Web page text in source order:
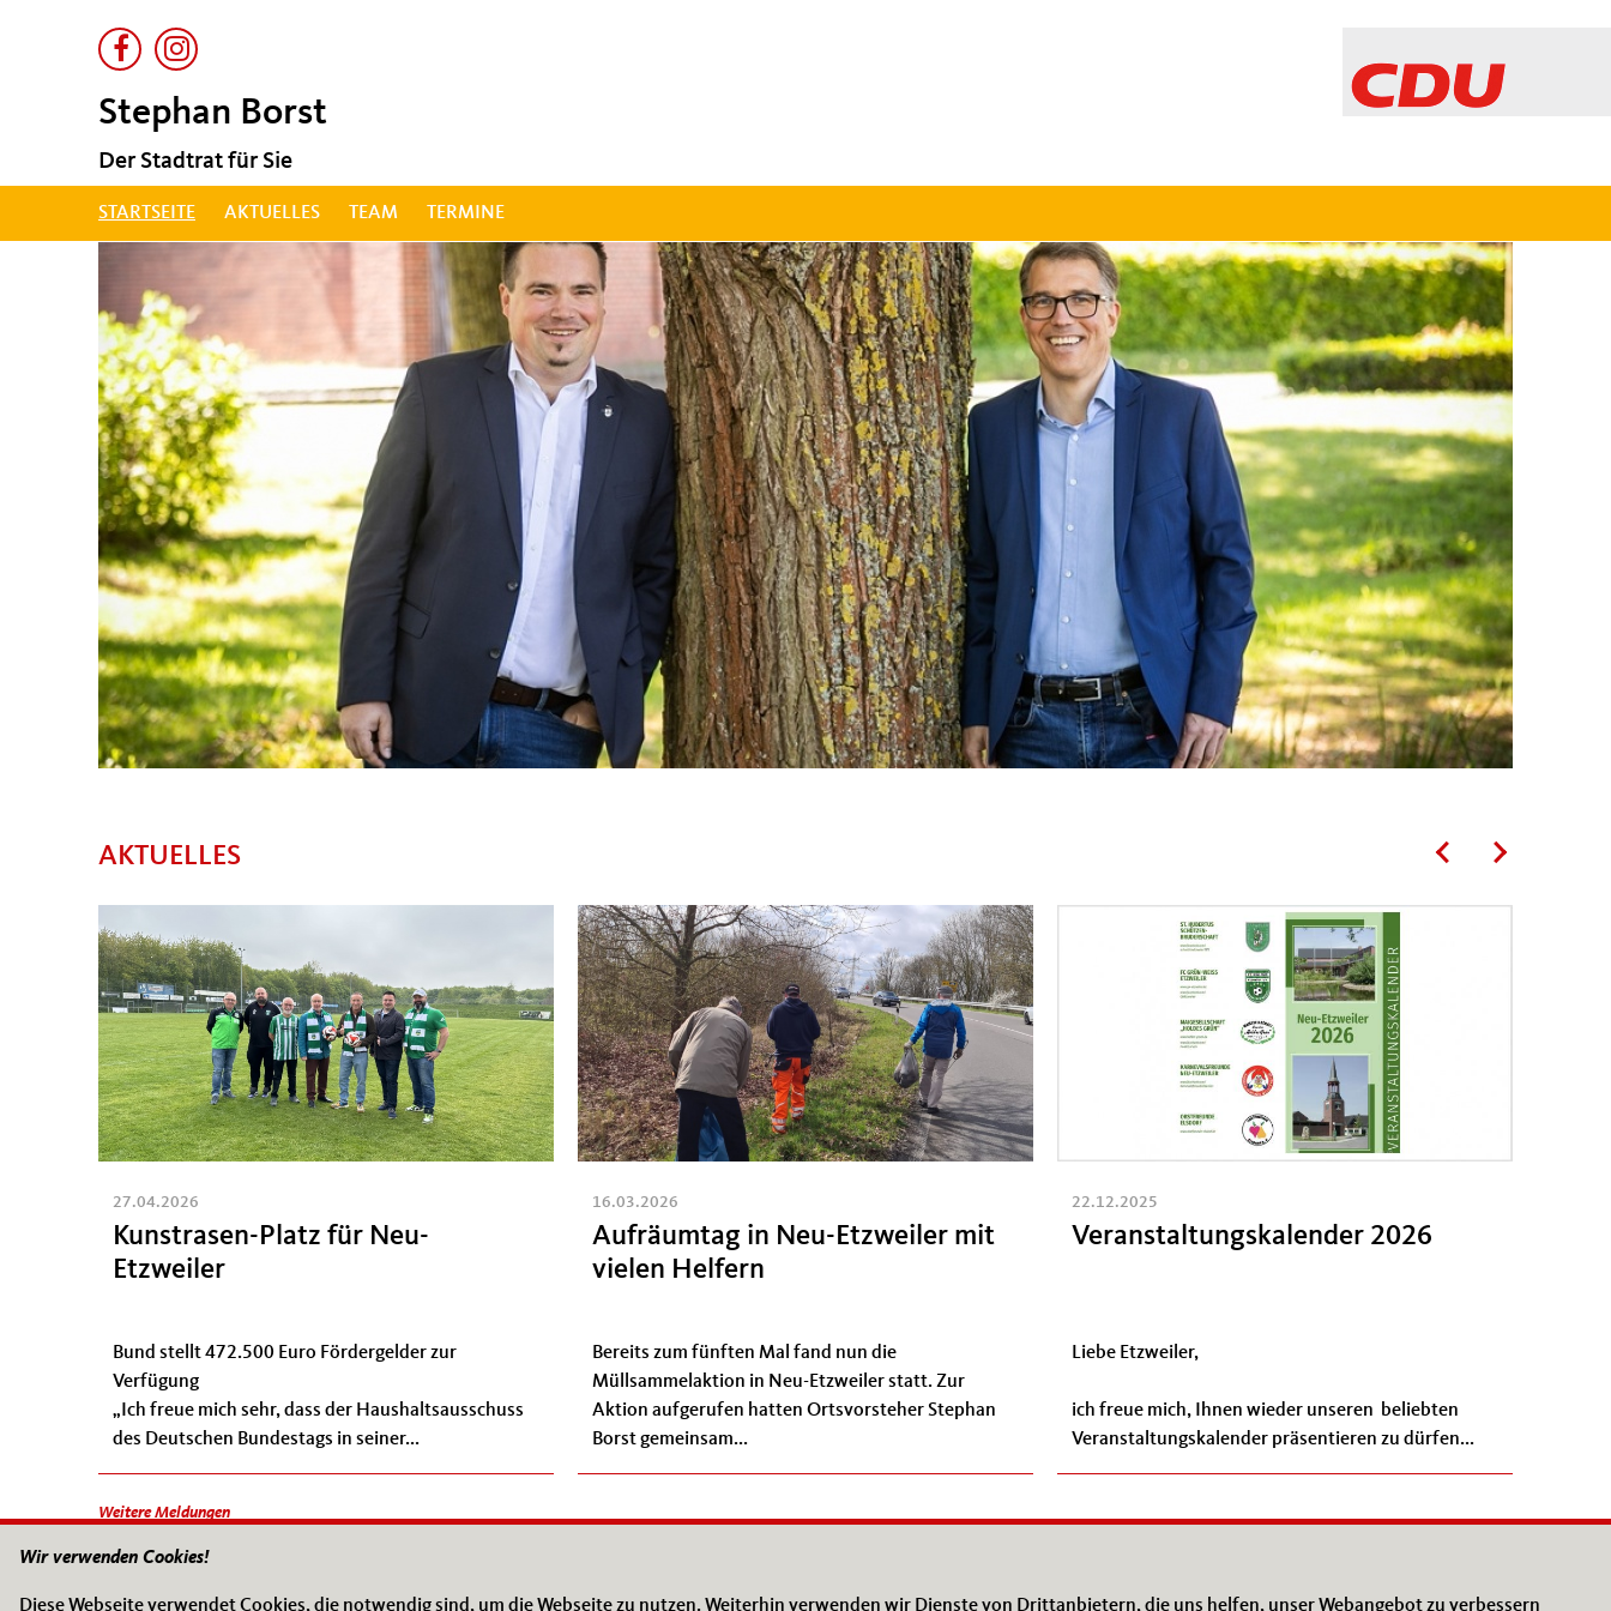
Stephan Borst
Der Stadtrat für Sie
STARTSEITE AKTUELLES TEAM TERMINE
AKTUELLES
27.04.2026
Kunstrasen-Platz für Neu-
Etzweiler
Bund stellt 472.500 Euro Fördergelder zur
Verfügung
„Ich freue mich sehr, dass der Haushaltsausschuss
des Deutschen Bundestags in seiner...
16.03.2026
Aufräumtag in Neu-Etzweiler mit
vielen Helfern
Bereits zum fünften Mal fand nun die
Müllsammelaktion in Neu-Etzweiler statt. Zur
Aktion aufgerufen hatten Ortsvorsteher Stephan
Borst gemeinsam...
22.12.2025
Veranstaltungskalender 2026
Liebe Etzweiler,
ich freue mich, Ihnen wieder unseren beliebten
Veranstaltungskalender präsentieren zu dürfen...
Weitere Meldungen
Wir verwenden Cookies!
Diese Webseite verwendet Cookies, die notwendig sind, um die Webseite zu nutzen. Weiterhin verwenden wir Dienste von Drittanbietern, die uns helfen, unser Webangebot zu verbessern